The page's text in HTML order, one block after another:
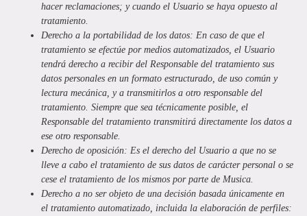
hacer reclamaciones; y cuando el Usuario se haya opuesto al
tratamiento.
Derecho a la portabilidad de los datos: En caso de que el
tratamiento se efectúe por medios automatizados, el Usuario
tendrá derecho a recibir del Responsable del tratamiento sus
datos personales en un formato estructurado, de uso común y
lectura mecánica, y a transmitirlos a otro responsable del
tratamiento. Siempre que sea técnicamente posible, el
Responsable del tratamiento transmitirá directamente los datos a
ese otro responsable.
Derecho de oposición: Es el derecho del Usuario a que no se
lleve a cabo el tratamiento de sus datos de carácter personal o se
cese el tratamiento de los mismos por parte de Musica
Derecho a no ser objeto de una decisión basada únicamente en
el tratamiento automatizado, incluida la elaboración de perfiles: